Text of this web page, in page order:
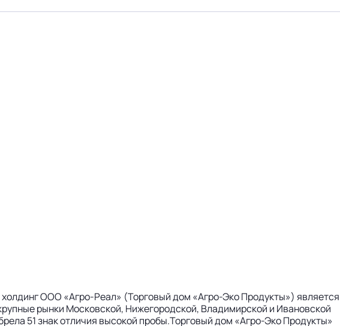
ООО «Агро-Реал» (Торговый дом «Агро-Эко Продукты») является
рынки Московской, Нижегородской, Владимирской и Ивановской
51 знак отличия высокой пробы.Торговый дом «Агро-Эко Продукты»